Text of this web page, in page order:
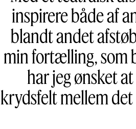
inspirere både af
blandt andet
min fortælling, som
har jeg ønsket
krydsfelt mellem